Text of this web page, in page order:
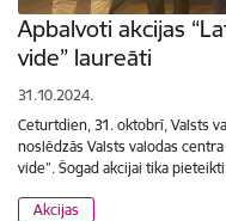
Apbalvoti akcijas
vide” laureāti
31.10.2024.
Ceturtdien, 31. oktobrī, Valsts
noslēdzās Valsts valodas
vide”. Šogad akcijai tika
Akcijas